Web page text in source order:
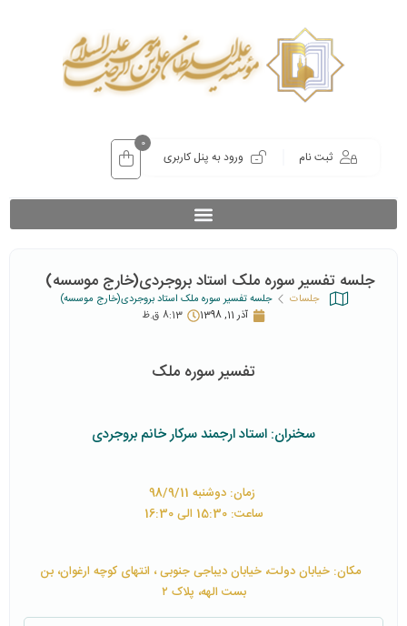
ثبت نام ورود به پنل کاربری
0
جلسه تفسیر سوره ملک استاد بروجردی(خارج موسسه)
جلسات
جلسه تفسیر سوره ملک استاد بروجردی(خارج موسسه)
آذر 11, 1398
8:13 ق.ظ
تفسیر سوره ملک
سخنران: استاد ارجمند سرکار خانم بروجردی
زمان: دوشنبه 98/9/11
ساعت: 15:30 الی 16:30
مکان: خیابان دولت، خیابان دیباجی جنوبی ، انتهای کوچه ارغوان، بن
بست الهه، پلاک ۲